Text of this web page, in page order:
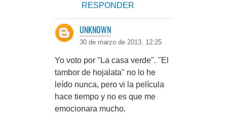
RESPONDER
UNKNOWN
30 de marzo de 2013, 12:25
Yo voto por "La casa verde". "El
tambor de hojalata" no lo he
leído nunca, pero vi la película
hace tiempo y no es que me
emocionara mucho.